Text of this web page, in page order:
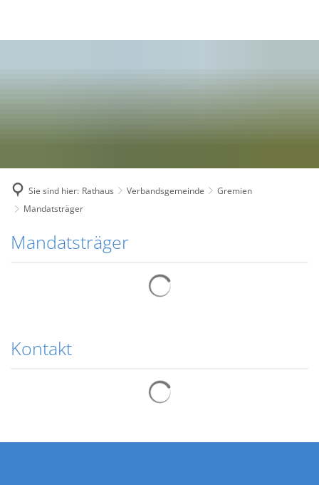
Sie sind hier: Rathaus Verbandsgemeinde
Gremien
Mandatsträger
Mandatsträger
Mandatsträger
Kontakt